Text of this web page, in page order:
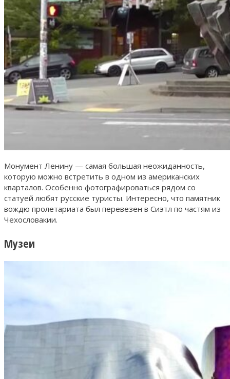
Монумент Ленину — самая большая неожиданность,
которую можно встретить в одном из американских
кварталов. Особенно фотографироваться рядом со
статуей любят русские туристы. Интересно, что памятник
вождю пролетариата был перевезен в Сиэтл по частям из
Чехословакии.
Музеи